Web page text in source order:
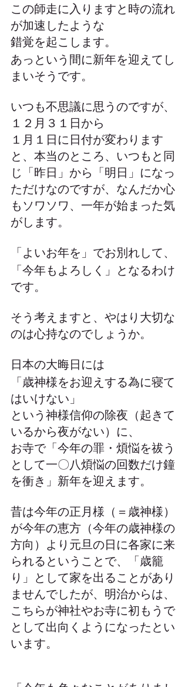
この師走に入りますと時の流れ
が加速したような
錯覚を起こします。
あっという間に新年を迎えてし
まいそうです。
いつも不思議に思うのですが、
１２月３１日から
１月１日に日付が変わります
と、本当のところ、いつもと同
じ「昨日」から「明日」になっ
ただけなのですが、なんだか心
もソワソワ、一年が始まった気
がします。
「よいお年を」でお別れして、
「今年もよろしく」となるわけ
です。
そう考えますと、やはり大切な
のは心持なのでしょうか。
日本の大晦日には
「歳神様をお迎えする為に寝て
はいけない」
という神様信仰の除夜（起きて
いるから夜がない）に、
お寺で「今年の罪・煩悩を祓う
として一〇八煩悩の回数だけ鐘
を衝き」新年を迎えます。
昔は今年の正月様（＝歳神様）
が今年の恵方（今年の歳神様の
方向）より元旦の日に各家に来
られるということで、「歳籠
り」として家を出ることがあり
ませんでしたが、明治からは、
こちらが神社やお寺に初もうで
として出向くようになったとい
います。